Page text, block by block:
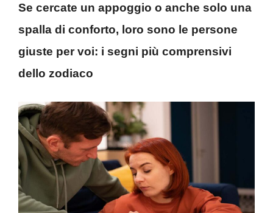
Se cercate un appoggio o anche solo una
spalla di conforto, loro sono le persone
giuste per voi: i segni più comprensivi
dello zodiaco